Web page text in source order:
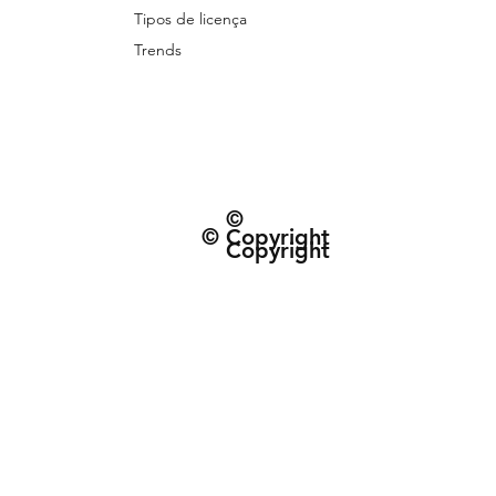
Tipos de licença
Trends
©
Copyright
© Copyright